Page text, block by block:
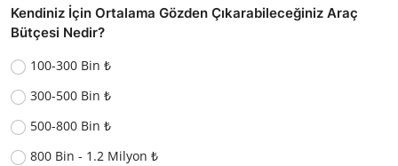
Kendiniz İçin Ortalama Gözden Çıkarabileceğiniz Araç
Bütçesi Nedir?
100-300 Bin ₺
300-500 Bin ₺
500-800 Bin ₺
800 Bin - 1.2 Milyon ₺